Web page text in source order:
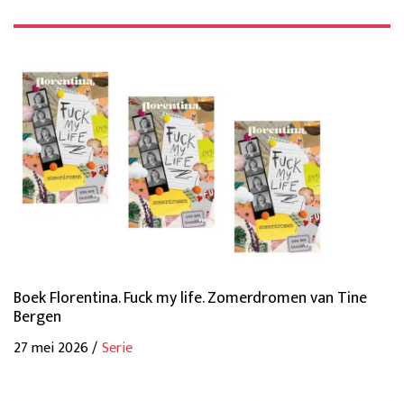
Boek Florentina. Fuck my life. Zomerdromen van Tine
Bergen
27 mei 2026 /Serie